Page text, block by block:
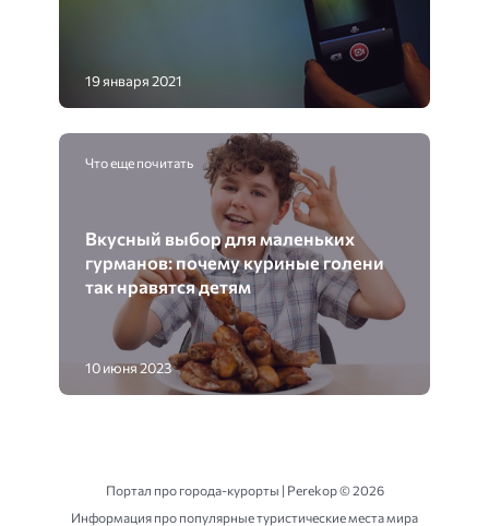
19 января 2021
Что еще почитать
Вкусный выбор для маленьких
гурманов: почему куриные голени
так нравятся детям
10 июня 2023
Портал про города-курорты | Perekop ©2026
Информация про популярные туристические места мира